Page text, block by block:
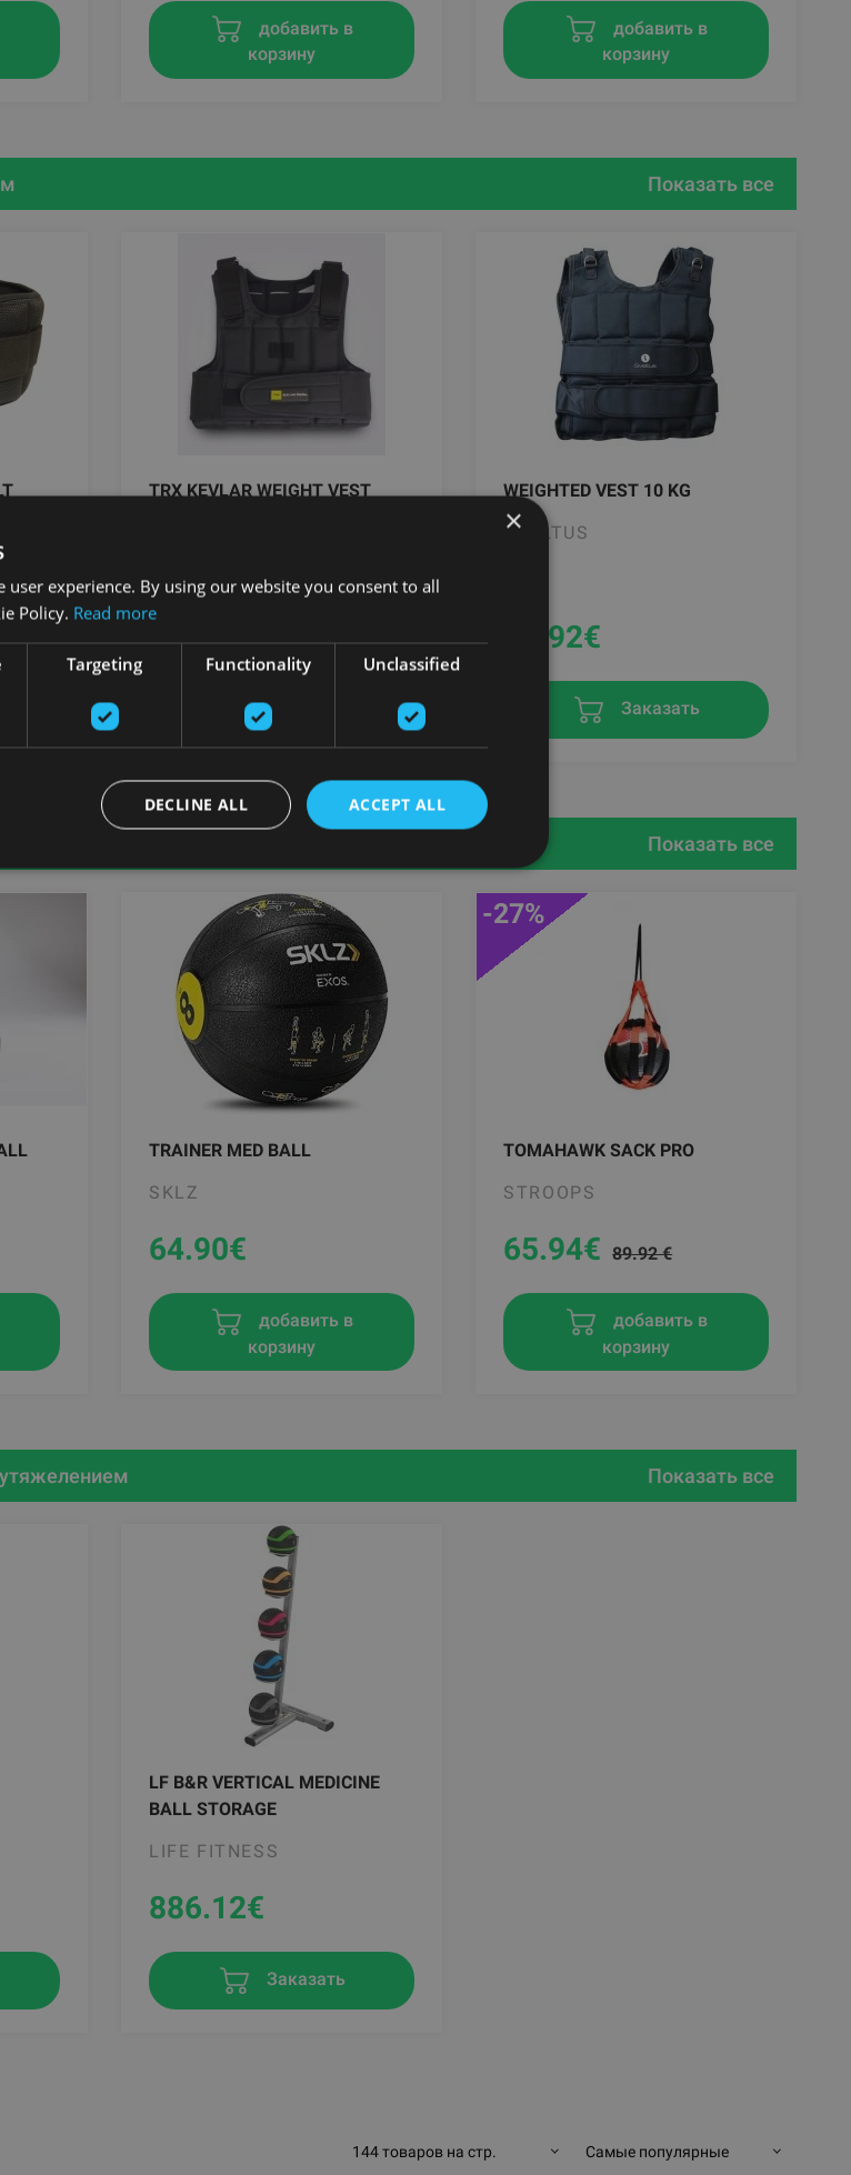
добавить в
корзину
добавить в
корзину
Показать все
TRX KEVLAR WEIGHT VEST
От 279.95
корзину
WEIGHTED VEST 10 KG
SVELTUS
62.92€
Заказать
Показать все
TRAINER MED BALL
SKLZ
64.90€
добавить в
корзину
TOMAHAWK SACK PRO
STROOPS
-27%
65.94€ 89.92 €
добавить в
корзину
Показать все
LF B&R VERTICAL MEDICINE
BALL STORAGE
LIFE FITNESS
886.12€
Заказать
144 товаров на стр. Самые популярные
×
experience. By using our website you consent to all
Policy. Read more
Targeting Functionality Unclassified
ACCEPT ALL
DECLINE ALL